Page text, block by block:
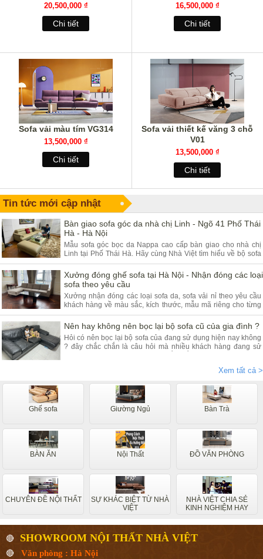
20,500,000 ₫
Chi tiết
16,500,000 ₫
Chi tiết
Sofa vải màu tím VG314
13,500,000 ₫
Chi tiết
Sofa vải thiết kế văng 3 chỗ
V01
13,500,000 ₫
Chi tiết
Tin tức mới cập nhật
Bàn giao sofa góc da nhà chị Linh - Ngõ 41 Phố Thái
Hà - Hà Nội
Mẫu sofa góc bọc da Nappa cao cấp bàn giao cho nhà chị
Linh tại Phố Thái Hà. Hãy cùng Nhà Việt tìm hiểu về bộ sofa
góc da và ưu điểm của sản phẩm.
Xưởng đóng ghế sofa tại Hà Nội - Nhận đóng các loại
sofa theo yêu cầu
Xưởng nhận đóng các loại sofa da, sofa vải nỉ theo yêu cầu
khách hàng về màu sắc, kích thước, mẫu mã riêng cho từng
khách hàng. Quý khách đang có nhu cầu tìm xưởng sofa hãy
tham khảo bài viết dưới đây.
Nên hay không nên bọc lại bộ sofa cũ của gia đình ?
Hỏi có nên bọc lại bộ sofa của đang sử dụng hiện nay không
? đây chắc chắn là câu hỏi mà nhiều khách hàng đang sử
Xem tất cả >
Ghế sofa Giường Ngủ Bàn Trà
BÀN ĂN Nội Thất ĐỒ VĂN PHÒNG
CHUYÊN ĐỀ NỘI THẤT
SỰ KHÁC BIỆT TỪ NHÀ
VIỆT
NHÀ VIỆT CHIA SẺ
KINH NGHIỆM HAY
🔴 SHOWROOM NỘI THẤT NHÀ VIỆT
🔴 Văn phòng : Hà Nội